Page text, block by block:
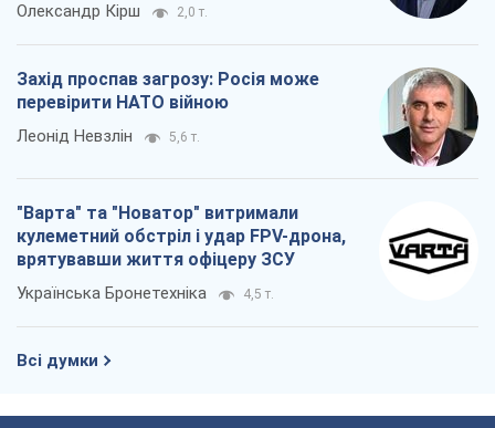
Олександр Кірш 2,0 т.
Захід проспав загрозу: Росія може
перевірити НАТО війною
Леонід Невзлін 5,6 т.
"Варта" та "Новатор" витримали
кулеметний обстріл і удар FPV-дрона,
врятувавши життя офіцеру ЗСУ
Українська Бронетехніка 4,5 т.
Всі думки